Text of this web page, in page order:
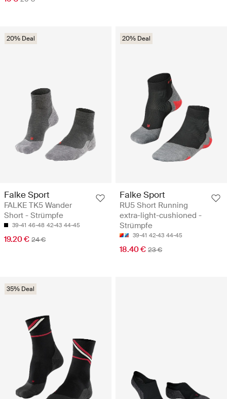
20% Deal
Falke Sport
FALKE TK5 Wander
Short - Strümpfe
39-41 46-48 42-43 44-45
19.20 € 24 €
20% Deal
Falke Sport
RU5 Short Running
extra-light-cushioned -
Strümpfe
39-41 42-43 44-45
18.40 € 23 €
35% Deal